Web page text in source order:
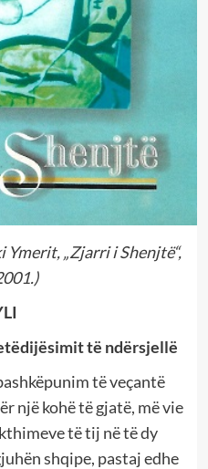
Ymerit, „Zjarri i Shenjtë“,
të ndërsjellë
të veçantë
një kohë të gjatë, më vie
të tij në të dy
shqipe, pastaj edhe